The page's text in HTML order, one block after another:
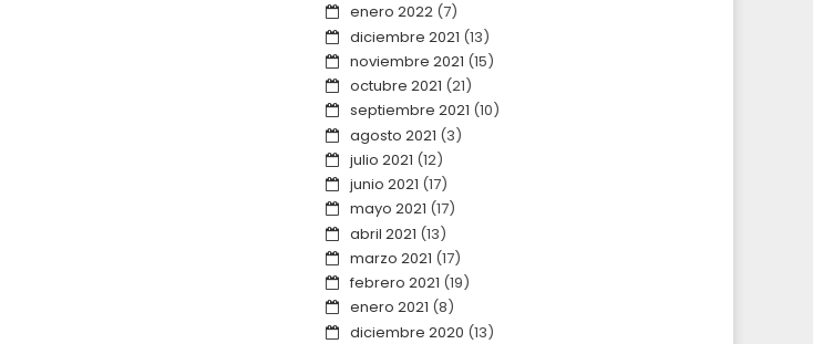
enero 2022(7)
diciembre 2021 (13)
noviembre 2021 (15)
octubre 2021 (21)
septiembre 2021 (10)
agosto 2021 (3)
julio 2021 (12)
junio 2021 (17)
mayo 2021 (17)
abril 2021 (13)
marzo 2021 (17)
febrero 2021 (19)
enero 2021 (8)
diciembre 2020 (13)